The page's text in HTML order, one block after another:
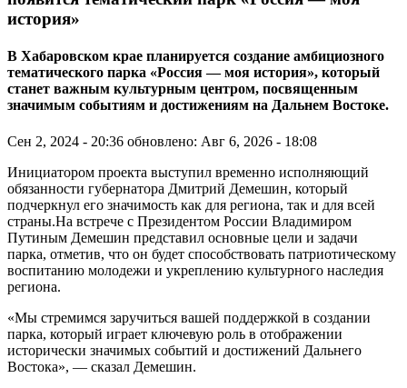
история»
В Хабаровском крае планируется создание амбициозного
тематического парка «Россия — моя история», который
станет важным культурным центром, посвященным
значимым событиям и достижениям на Дальнем Востоке.
Сен 2, 2024 - 20:36 обновлено: Авг 6, 2026 - 18:08
Инициатором проекта выступил временно исполняющий
обязанности губернатора Дмитрий Демешин, который
подчеркнул его значимость как для региона, так и для всей
страны.На встрече с Президентом России Владимиром
Путиным Демешин представил основные цели и задачи
парка, отметив, что он будет способствовать патриотическому
воспитанию молодежи и укреплению культурного наследия
региона.
«Мы стремимся заручиться вашей поддержкой в создании
парка, который играет ключевую роль в отображении
исторически значимых событий и достижений Дальнего
Востока», — сказал Демешин.